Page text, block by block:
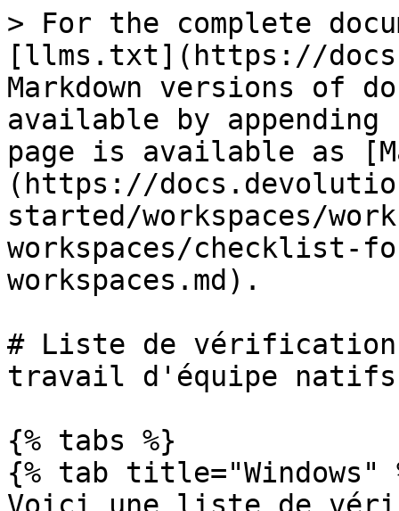
> For the complete documentation index, see [llms.txt](https://docs.devolutions.net/llms.txt). Markdown versions of documentation pages are available by appending `.md` to page URLs; this page is available as [Markdown](https://docs.devolutions.net/rdm/fr/getting-started/workspaces/workspace-types/native-workspaces/checklist-for-native-team-workspaces.md).

# Liste de vérification pour les espaces de travail d'équipe natifs

{% tabs %}
{% tab title="Windows" %}
Voici une liste de vérification conçue pour aider les administrateurs informatiques à installer et configurer Remote Desktop Manager pour leur équipe avec nos espaces de travail natifs, Devolutions Server et Devolutions Cloud.

[Téléchargez](https://devolutions.net/remote-desktop-manager/download/) et installez Remote Desktop Manager avant de continuer.

| Liste de vérification pour les espaces de travail d'équipe natifs                                                                                                                                                                                                                               | Description                                                                                                                                                                                                                                                                                                                                                                                                                                                                                                                                                                                                                                                                                                                                                                                                                                                                                                                                                                                                                                                                                                                                                                                                                                                                    |
| ----------------------------------------------------------------------------------------------------------------------------------------------------------------------------------------------------------------------------------------------------------------------------------------------- | ------------------------------------------------------------------------------------------------------------------------------------------------------------------------------------------------------------------------------------------------------------------------------------------------------------------------------------------------------------------------------------------------------------------------------------------------------------------------------------------------------------------------------------------------------------------------------------------------------------------------------------------------------------------------------------------------------------------------------------------------------------------------------------------------------------------------------------------------------------------------------------------------------------------------------------------------------------------------------------------------------------------------------------------------------------------------------------------------------------------------------------------------------------------------------------------------------------------------------------------------------------------------------ |
| <p>Étape 1 - Enregistrez votre licence</p><ul><li><a href="https://docs.devolutions.net/fr/rdm/installation/client/registration">Enregistrement</a></li><li><a href="https://docs.devolutions.net/fr/rdm/support-resources/getting-started-packages/free-trials/">Essais gratuits</a></li></ul> | Il est possible d'obtenir des [essais](https://docs.devolutions.net/fr/rdm/support-resources/getting-started-packages/free-trials/) de 14 jours pour la plateforme Devolutions ou une version complète de Remote Desktop Manager.